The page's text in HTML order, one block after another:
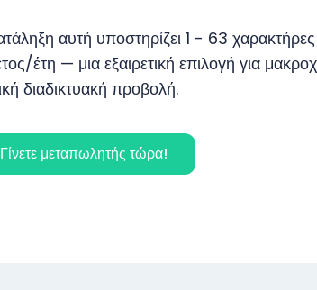
αυτή υποστηρίζει 1 - 63 χαρακτήρες
έτη — μια εξαιρετική επιλογή για
διαδικτυακή προβολή.
Γίνετε μεταπωλητής τώρα!